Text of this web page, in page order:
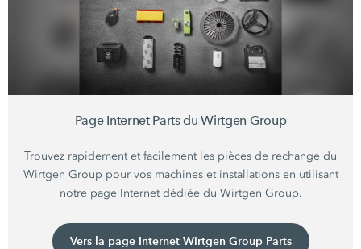
Page Internet Parts duWirtgen Group
Trouvez rapidement et facilement les pièces de rechange du
Wirtgen Group pour vos machines et installations en utilisant
notre page Internet dédiée du Wirtgen Group.
Vers la page Internet Wirtgen Group Parts